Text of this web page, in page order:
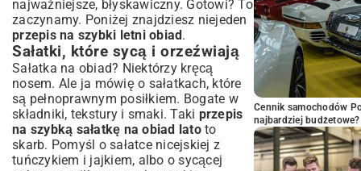
najważniejsze, błyskawiczny. Gotowi? To
zaczynamy. Poniżej znajdziesz niejeden
przepis na szybki letni obiad.
Sałatki, które sycą i orzeźwiają
Sałatka na obiad? Niektórzy kręcą
nosem. Ale ja mówię o sałatkach, które
są pełnoprawnym posiłkiem. Bogate w
składniki, tekstury i smaki. Taki przepis
na szybką sałatkę na obiad latoto
skarb. Pomyśl o sałatce nicejskiej z
tuńczykiem i jajkiem, albo o sycącej
Cennik samochodów
najbardziej budżetowe?